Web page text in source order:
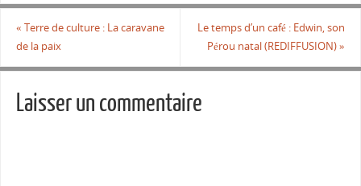
« Terre de culture : La caravane
de la paix
Le temps d’un café : Edwin, son
Pérou natal (REDIFFUSION)»
Laisser un commentaire